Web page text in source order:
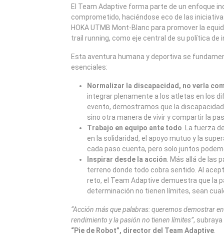
El Team Adaptive forma parte de un enfoque
comprometido, haciéndose eco de las
HOKA UTMB Mont-Blanc para promover la
trail running, como eje central de su política de
Esta aventura humana y deportiva se
esenciales:
Normalizar la discapacidad, no verla
integrar plenamente a los atletas en los
evento, demostramos que la
sino otra manera de vivir y compartir la
Trabajo en equipo ante todo . La fuerza
en la solidaridad, el apoyo mutuo y la
cada paso cuenta, pero solo juntos
Inspirar desde la acción . Más allá de las
terreno donde todo cobra sentido. Al
reto, el Team Adaptive demuestra que la
determinación no tienen límites, sean
“Acción más que palabras: queremos demostrar
rendimiento y la pasión no tienen límites”, subraya
“Pie de Robot”, director del Team Adaptive